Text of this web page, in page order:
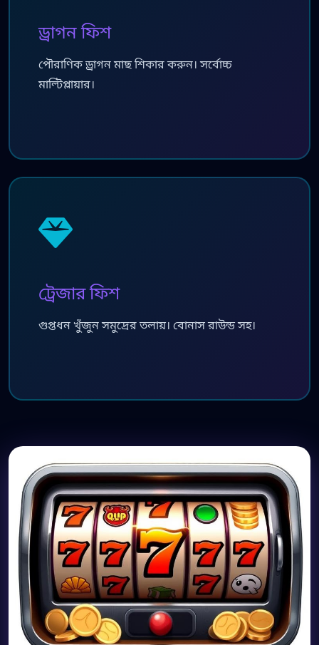
ড্রাগন ফিশ
পৌরাণিক ড্রাগন মাছ শিকার করুন। সর্বোচ্চ
মাল্টিপ্লায়ার।
ট্রেজার ফিশ
গুপ্তধন খুঁজুন সমুদ্রের তলায়। বোনাস রাউন্ড সহ।